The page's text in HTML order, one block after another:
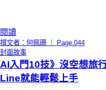
閱讀
撰文者：何佩珊 ｜ Page.044
封面故事
AI入門10技》沒空想旅
Line就能輕鬆上手